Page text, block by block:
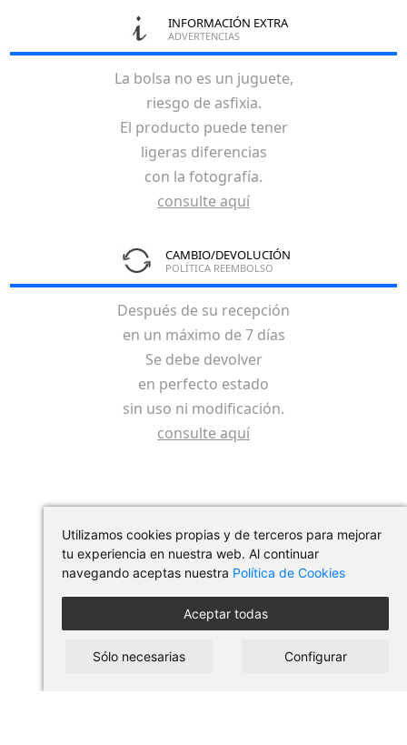
Utilizamos cookies propias y de terceros para mejorar
tu experiencia en nuestra web. Al continuar
navegando aceptas nuestra Política de Cookies
Aceptar todas
Sólo necesarias Configurar
INFORMACIÓN EXTRA
ADVERTENCIAS
La bolsa no es un juguete,
riesgo de asfixia.
El producto puede tener
ligeras diferencias
con la fotografía.
consulte aquí
CAMBIO/DEVOLUCIÓN
POLÍTICA REEMBOLSO
Después de su recepción
en un máximo de 7 días
Se debe devolver
en perfecto estado
sin uso ni modificación.
consulte aquí